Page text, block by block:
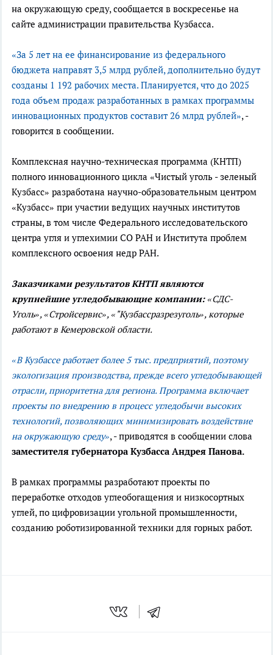
на окружающую среду, сообщается в воскресенье на
сайте администрации правительства Кузбасса.
«За 5 лет на ее финансирование из федерального
бюджета направят 3,5 млрд рублей, дополнительно будут
созданы 1 192 рабочих места. Планируется, что до 2025
года объем продаж разработанных в рамках программы
инновационных продуктов составит 26 млрд рублей», -
говорится в сообщении.
Комплексная научно-техническая программа (КНТП)
полного инновационного цикла «Чистый уголь - зеленый
Кузбасс» разработана научно-образовательным центром
«Кузбасс» при участии ведущих научных институтов
страны, в том числе Федерального исследовательского
центра угля и углехимии СО РАН и Института проблем
комплексного освоения недр РАН.
Заказчиками результатов КНТП являются
крупнейшие угледобывающие компании:«СДС-
Уголь», «Стройсервис», «"Кузбассразрезуголь», которые
работают в Кемеровской области.
«В Кузбассе работает более 5 тыс. предприятий, поэтому
экологизация производства, прежде всего угледобывающей
отрасли, приоритетна для региона. Программа включает
проекты по внедрению в процесс угледобычи высоких
технологий, позволяющих минимизировать воздействие
на окружающую среду», - приводятся в сообщении слова
заместителя губернатора Кузбасса Андрея Панова.
В рамках программы разработают проекты по
переработке отходов углеобогащения и низкосортных
углей, по цифровизации угольной промышленности,
созданию роботизированной техники для горных работ.